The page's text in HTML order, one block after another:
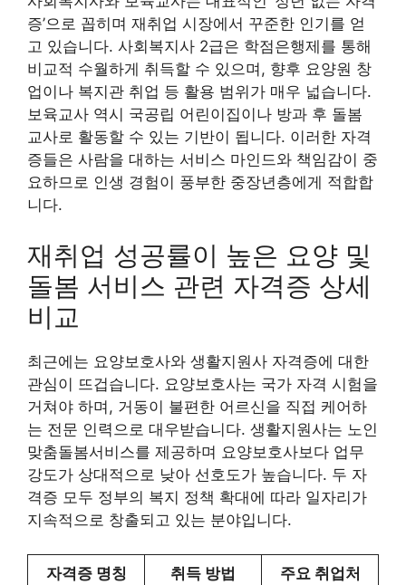
증’으로 꼽히며 재취업 시장에서 꾸준한 인기를 얻
고 있습니다. 사회복지사 2급은 학점은행제를 통해
비교적 수월하게 취득할 수 있으며, 향후 요양원 창
업이나 복지관 취업 등 활용 범위가 매우 넓습니다.
보육교사 역시 국공립 어린이집이나 방과 후 돌봄
교사로 활동할 수 있는 기반이 됩니다. 이러한 자격
증들은 사람을 대하는 서비스 마인드와 책임감이 중
요하므로 인생 경험이 풍부한 중장년층에게 적합합
니다.
재취업 성공률이 높은 요양 및
돌봄 서비스 관련 자격증 상세
비교
최근에는 요양보호사와 생활지원사 자격증에 대한
관심이 뜨겁습니다. 요양보호사는 국가 자격 시험을
거쳐야 하며, 거동이 불편한 어르신을 직접 케어하
는 전문 인력으로 대우받습니다. 생활지원사는 노인
맞춤돌봄서비스를 제공하며 요양보호사보다 업무
강도가 상대적으로 낮아 선호도가 높습니다. 두 자
격증 모두 정부의 복지 정책 확대에 따라 일자리가
지속적으로 창출되고 있는 분야입니다.
자격증 명칭 취득 방법 주요 취업처